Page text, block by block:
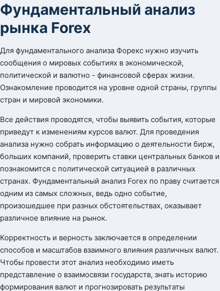
Фундаментальный анализ
рынка Forex
Для фундаментального анализа Форекс нужно изучить
сообщения о мировых событиях в экономической,
политической и валютно - финансовой сферах жизни.
Ознакомление проводится на уровне одной страны, группы
стран и мировой экономики.
Все действия проводятся, чтобы выявить события, которые
приведут к изменениям курсов валют. Для проведения
анализа нужно собрать информацию о деятельности бирж,
больших компаний, проверить ставки центральных банков и
познакомится с политической ситуацией в различных
странах. Фундаментальный анализ Forex по праву считается
одним из самых сложных, ведь одно событие,
произошедшее при разных обстоятельствах, оказывает
различное влияние на рынок.
Корректность и верность заключается в определении
способов и масштабов взаимного влияния различных валют.
Чтобы провести этот анализ необходимо иметь
представление о взаимосвязи государств, знать историю
формирования валют и прогнозировать результаты